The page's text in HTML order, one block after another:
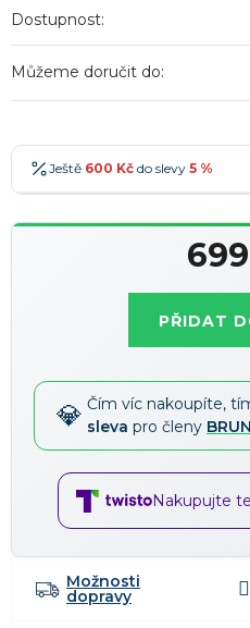
Dostupnost:
Můžeme doručit do:
Ještě 600 Kč do slevy 5 %
PŘIDAT
Čím víc nakoupíte,
sleva pro členy
Nakupujte
Možnosti
dopravy